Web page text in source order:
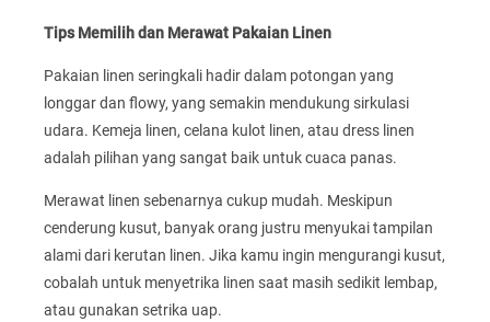
Tips Memilih dan Merawat Pakaian Linen
Pakaian linen seringkali hadir dalam potongan yang
longgar dan flowy, yang semakin mendukung sirkulasi
udara. Kemeja linen, celana kulot linen, atau dress linen
adalah pilihan yang sangat baik untuk cuaca panas.
Merawat linen sebenarnya cukup mudah. Meskipun
cenderung kusut, banyak orang justru menyukai tampilan
alami dari kerutan linen. Jika kamu ingin mengurangi kusut,
cobalah untuk menyetrika linen saat masih sedikit lembap,
atau gunakan setrika uap.